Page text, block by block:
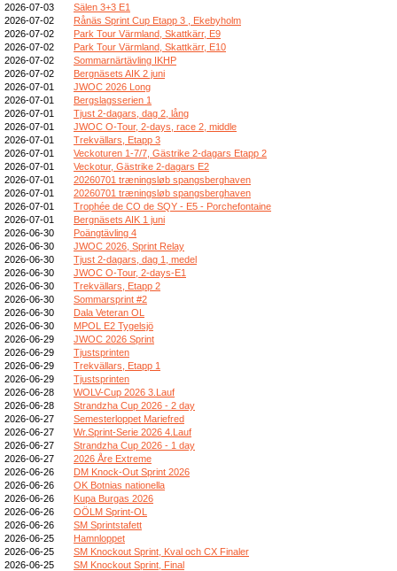
2026-07-03
Sälen 3+3 E1
2026-07-02
Rånäs Sprint Cup Etapp 3 , Ekebyholm
2026-07-02
Park Tour Värmland, Skattkärr, E9
2026-07-02
Park Tour Värmland, Skattkärr, E10
2026-07-02
Sommarnärtävling IKHP
2026-07-02
Bergnäsets AIK 2 juni
2026-07-01
JWOC 2026 Long
2026-07-01
Bergslagsserien 1
2026-07-01
Tjust 2-dagars, dag 2, lång
2026-07-01
JWOC O-Tour, 2-days, race 2, middle
2026-07-01
Trekvällars, Etapp 3
2026-07-01
Veckoturen 1-7/7, Gästrike 2-dagars Etapp 2
2026-07-01
Veckotur, Gästrike 2-dagars E2
2026-07-01
20260701 træningsløb spangsberghaven
2026-07-01
20260701 træningsløb spangsberghaven
2026-07-01
Trophée de CO de SQY - E5 - Porchefontaine
2026-07-01
Bergnäsets AIK 1 juni
2026-06-30
Poängtävling 4
2026-06-30
JWOC 2026, Sprint Relay
2026-06-30
Tjust 2-dagars, dag 1, medel
2026-06-30
JWOC O-Tour, 2-days-E1
2026-06-30
Trekvällars, Etapp 2
2026-06-30
Sommarsprint #2
2026-06-30
Dala Veteran OL
2026-06-30
MPOL E2 Tygelsjö
2026-06-29
JWOC 2026 Sprint
2026-06-29
Tjustsprinten
2026-06-29
Trekvällars, Etapp 1
2026-06-29
Tjustsprinten
2026-06-28
WOLV-Cup 2026 3.Lauf
2026-06-28
Strandzha Cup 2026 - 2 day
2026-06-27
Semesterloppet Mariefred
2026-06-27
Wr.Sprint-Serie 2026 4.Lauf
2026-06-27
Strandzha Cup 2026 - 1 day
2026-06-27
2026 Åre Extreme
2026-06-26
DM Knock-Out Sprint 2026
2026-06-26
OK Botnias nationella
2026-06-26
Kupa Burgas 2026
2026-06-26
OÖLM Sprint-OL
2026-06-26
SM Sprintstafett
2026-06-25
Hamnloppet
2026-06-25
SM Knockout Sprint, Kval och CX Finaler
2026-06-25
SM Knockout Sprint, Final